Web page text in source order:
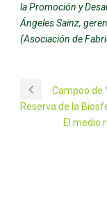
la Promoción y
Ángeles Sainz,
(Asociación de
Campoo de
Reserva de la
El medio